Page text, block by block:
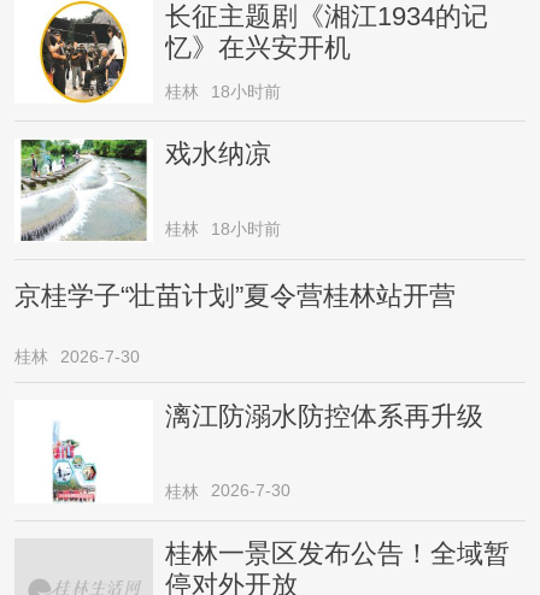
长征主题剧《湘江1934的记
忆》在兴安开机
桂林 18小时前
戏水纳凉
桂林 18小时前
京桂学子“壮苗计划”夏令营桂林站开营
桂林 2026-7-30
漓江防溺水防控体系再升级
桂林 2026-7-30
桂林一景区发布公告！全域暂
停对外开放